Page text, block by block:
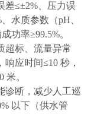
差≤±2%、压力误
水质参数（pH、
功率≥99.5%。
超标、流量异常
应时间≤10 秒，
米。
诊断，减少人工巡
以下（供水管